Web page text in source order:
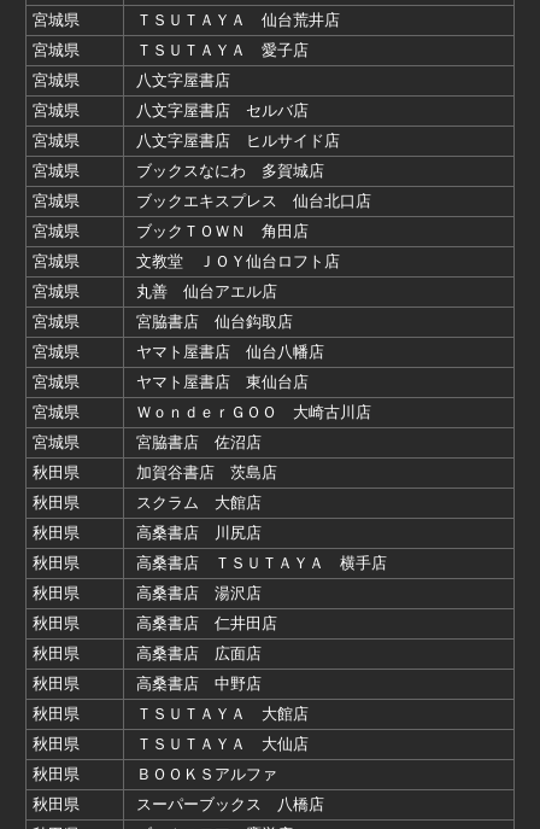
宮城県
ＴＳＵＴＡＹＡ 仙台荒井店
宮城県
ＴＳＵＴＡＹＡ 愛子店
宮城県
八文字屋書店
宮城県
八文字屋書店 セルバ店
宮城県
八文字屋書店 ヒルサイド店
宮城県
ブックスなにわ 多賀城店
宮城県
ブックエキスプレス 仙台北口店
宮城県
ブックＴＯＷＮ 角田店
宮城県
文教堂 ＪＯＹ仙台ロフト店
宮城県
丸善 仙台アエル店
宮城県
宮脇書店 仙台鈎取店
宮城県
ヤマト屋書店 仙台八幡店
宮城県
ヤマト屋書店 東仙台店
宮城県
ＷｏｎｄｅｒＧＯＯ 大崎古川店
宮城県
宮脇書店 佐沼店
秋田県
加賀谷書店 茨島店
秋田県
スクラム 大館店
秋田県
高桑書店 川尻店
秋田県
高桑書店 ＴＳＵＴＡＹＡ 横手店
秋田県
高桑書店 湯沢店
秋田県
高桑書店 仁井田店
秋田県
高桑書店 広面店
秋田県
高桑書店 中野店
秋田県
ＴＳＵＴＡＹＡ 大館店
秋田県
ＴＳＵＴＡＹＡ 大仙店
秋田県
ＢＯＯＫＳアルファ
秋田県
スーパーブックス 八橋店